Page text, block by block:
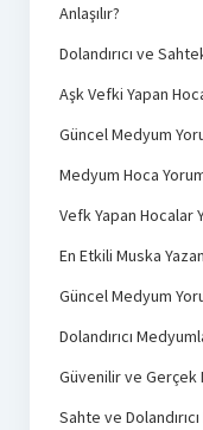
Anlaşılır?
Dolandırıcı ve
Aşk Vefki Yapan
Güncel Medyum
Medyum Hoca
Vefk Yapan Hocalar
En Etkili Muska
Güncel Medyum
Dolandırıcı
Güvenilir ve
Sahte ve